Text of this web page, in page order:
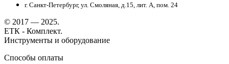
г. Санкт-Петербург, ул. Смоляная, д.15, лит. А, пом. 24
© 2017 — 2025.
ЕТК - Комплект.
Инструменты и оборудование
Способы оплаты